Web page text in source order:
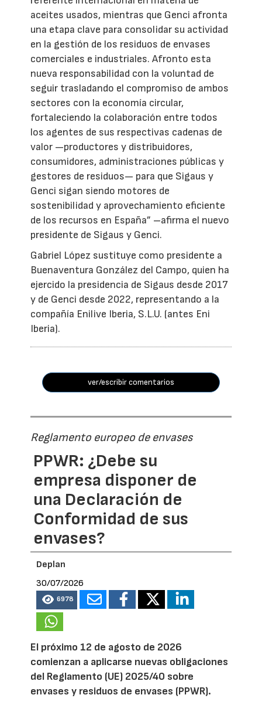
aceites usados, mientras que Genci afronta
una etapa clave para consolidar su actividad
en la gestión de los residuos de envases
comerciales e industriales. Afronto esta
nueva responsabilidad con la voluntad de
seguir trasladando el compromiso de ambos
sectores con la economía circular,
fortaleciendo la colaboración entre todos
los agentes de sus respectivas cadenas de
valor —productores y distribuidores,
consumidores, administraciones públicas y
gestores de residuos— para que Sigaus y
Genci sigan siendo motores de
sostenibilidad y aprovechamiento eficiente
de los recursos en España” –afirma el nuevo
presidente de Sigaus y Genci.
Gabriel López sustituye como presidente a
Buenaventura González del Campo, quien ha
ejercido la presidencia de Sigaus desde 2017
y de Genci desde 2022, representando a la
compañía Enilive Iberia, S.L.U. (antes Eni
Iberia).
ver/escribir comentarios
Reglamento europeo de envases
PPWR: ¿Debe su
empresa disponer de
una Declaración de
Conformidad de sus
envases?
Deplan
30/07/2026
6978
El próximo 12 de agosto de 2026
comienzan a aplicarse nuevas obligaciones
del Reglamento (UE) 2025/40 sobre
envases y residuos de envases (PPWR).